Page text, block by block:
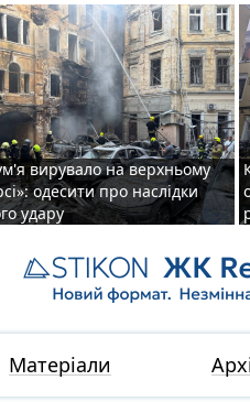
вирувало на верхньому
одесити про наслідки
удару
Матеріали